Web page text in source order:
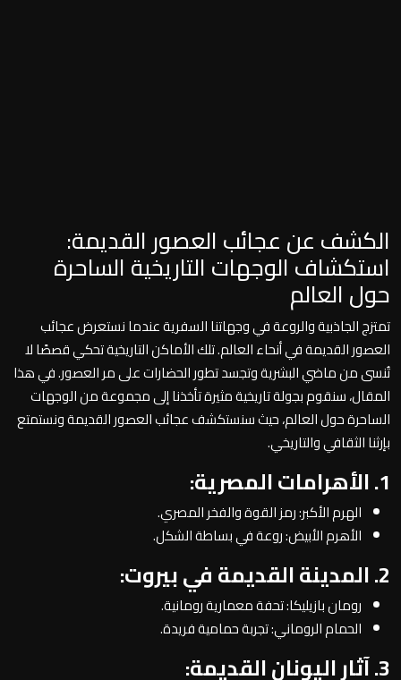
الكشف عن عجائب العصور القديمة:
استكشاف الوجهات التاريخية الساحرة
حول العالم
تمتزج الجاذبية والروعة في وجهاتنا السفرية عندما نستعرض عجائب
العصور القديمة في أنحاء العالم. تلك الأماكن التاريخية تحكي قصصًا لا
تُنسى من ماضي البشرية وتجسد تطور الحضارات على مر العصور. في هذا
المقال، سنقوم بجولة تاريخية مثيرة تأخذنا إلى مجموعة من الوجهات
الساحرة حول العالم، حيث سنستكشف عجائب العصور القديمة ونستمتع
بإرثنا الثقافي والتاريخي.
1. الأهرامات المصرية:
الهرم الأكبر: رمز القوة والفخر المصري.
الأهرم الأبيض: روعة في بساطة الشكل.
2. المدينة القديمة في بيروت:
رومان بازيليكا: تحفة معمارية رومانية.
الحمام الروماني: تجربة حمامية فريدة.
3. آثار اليونان القديمة: